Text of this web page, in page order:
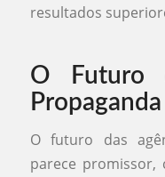
resultados
O Futuro
O futuro das
parece promissor,